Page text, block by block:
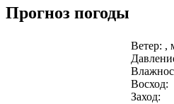
Прогноз погоды
Ветер: ,
Восход:
Заход: